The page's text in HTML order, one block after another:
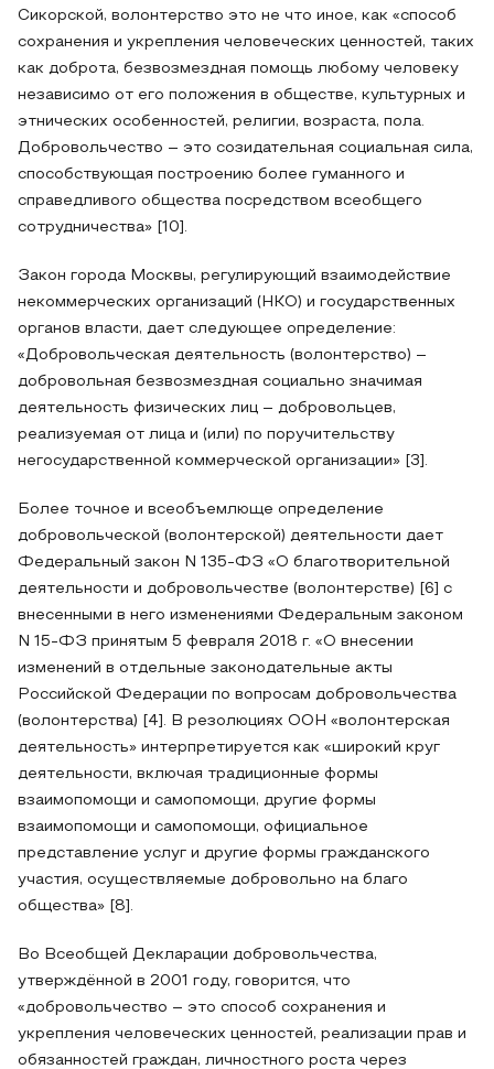
Сикорской, волонтерство это не что иное, как «способ
сохранения и укрепления человеческих ценностей, таких
как доброта, безвозмездная помощь любому человеку
независимо от его положения в обществе, культурных и
этнических особенностей, религии, возраста, пола.
Добровольчество – это созидательная социальная сила,
способствующая построению более гуманного и
справедливого общества посредством всеобщего
сотрудничества» [10].
Закон города Москвы, регулирующий взаимодействие
некоммерческих организаций (НКО) и государственных
органов власти, дает следующее определение:
«Добровольческая деятельность (волонтерство) –
добровольная безвозмездная социально значимая
деятельность физических лиц – добровольцев,
реализуемая от лица и (или) по поручительству
негосударственной коммерческой организации» [3].
Более точное и всеобъемлюще определение
добровольческой (волонтерской) деятельности дает
Федеральный закон N 135-ФЗ «О благотворительной
деятельности и добровольчестве (волонтерстве) [6] c
внесенными в него изменениями Федеральным законом
N 15-ФЗ принятым 5 февраля 2018 г. «О внесении
изменений в отдельные законодательные акты
Российской Федерации по вопросам добровольчества
(волонтерства) [4]. В резолюциях ООН «волонтерская
деятельность» интерпретируется как «широкий круг
деятельности, включая традиционные формы
взаимопомощи и самопомощи, другие формы
взаимопомощи и самопомощи, официальное
представление услуг и другие формы гражданского
участия, осуществляемые добровольно на благо
общества» [8].
Во Всеобщей Декларации добровольчества,
утверждённой в 2001 году, говорится, что
«добровольчество – это способ сохранения и
укрепления человеческих ценностей, реализации прав и
обязанностей граждан, личностного роста через